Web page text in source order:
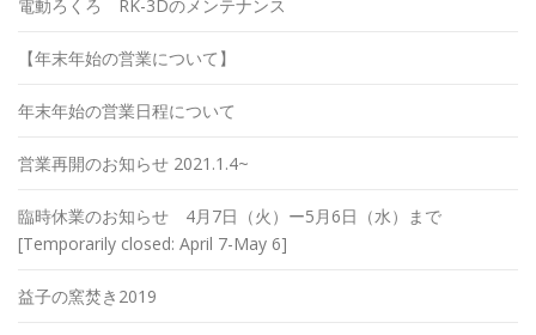
電動ろくろ RK-3Dのメンテナンス
【年末年始の営業について】
年末年始の営業日程について
営業再開のお知らせ 2021.1.4~
臨時休業のお知らせ 4月7日（火）ー5月6日（水）まで
[Temporarily closed: April 7-May 6]
益子の窯焚き2019